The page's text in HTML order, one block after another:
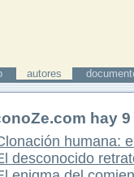
autores
hay9
humana:
desconocido